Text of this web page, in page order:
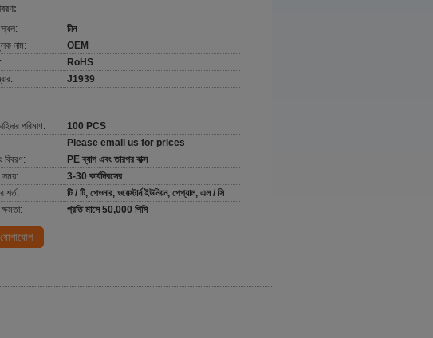
স্থল:
চীন
নাম:
OEM
RoHS
J1939
পরিমাণ:
100 PCS
Please email us for prices
বিবরণ:
PE ব্যাগ এবং তারপর বাক্স
সময়:
3-30 কার্যদিবসের
শর্ত:
টি / টি, পেওনার, ওয়েস্টার্ন ইউনিয়ন, পেপ্যাল, এল / সি
প্রতি মাসে 50,000 পিসি
যোগাযোগ